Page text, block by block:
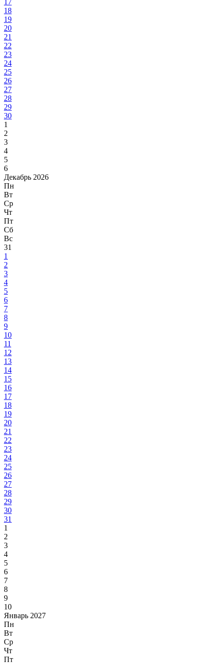
17
18
19
20
21
22
23
24
25
26
27
28
29
30
1
2
3
4
5
6
Декабрь 2026
Пн
Вт
Ср
Чт
Пт
Сб
Вс
31
1
2
3
4
5
6
7
8
9
10
11
12
13
14
15
16
17
18
19
20
21
22
23
24
25
26
27
28
29
30
31
1
2
3
4
5
6
7
8
9
10
Январь 2027
Пн
Вт
Ср
Чт
Пт